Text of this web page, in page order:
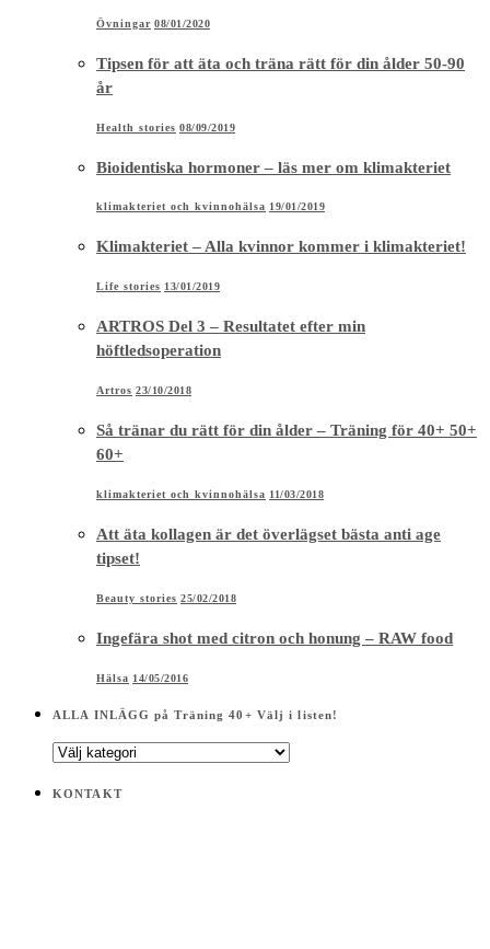
Övningar 08/01/2020
Tipsen för att äta och träna rätt för din ålder 50-90
år
Health stories 08/09/2019
Bioidentiska hormoner – läs mer om klimakteriet
klimakteriet och kvinnohälsa 19/01/2019
Klimakteriet – Alla kvinnor kommer i klimakteriet!
Life stories 13/01/2019
ARTROS Del 3 – Resultatet efter min
höftledsoperation
Artros 23/10/2018
Så tränar du rätt för din ålder – Träning för 40+ 50+
60+
klimakteriet och kvinnohälsa 11/03/2018
Att äta kollagen är det överlägset bästa anti age
tipset!
Beauty stories 25/02/2018
Ingefära shot med citron och honung – RAW food
Hälsa 14/05/2016
ALLA INLÄGG på Träning 40+ Välj i listen!
ALLA
på
KONTAKT